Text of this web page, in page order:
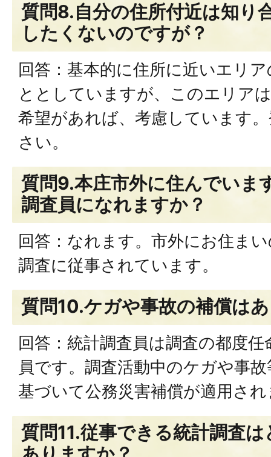
質問8.自分の住所付近は知り
したくないのですが？
回答：基本的に住所に近いエリ
ととしていますが、このエリア
希望があれば、考慮しています
さい。
質問9.本庄市外に住んでいま
調査員になれますか？
回答：なれます。市外にお住ま
調査に従事されています。
質問10.ケガや事故の補償は
回答：統計調査員は調査の都度
員です。調査活動中のケガや事
基づいて公務災害補償が適用さ
質問11.従事できる統計調査